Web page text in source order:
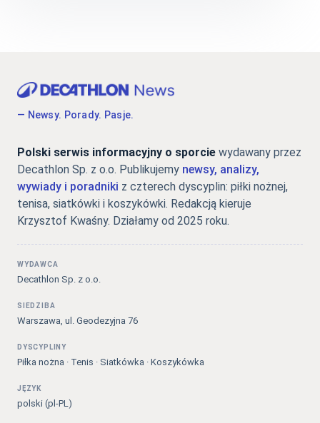
— Newsy. Porady. Pasje.
Polski serwis informacyjny o sporcie wydawany przez
Decathlon Sp. z o.o. Publikujemy newsy, analizy,
wywiady i poradniki z czterech dyscyplin: piłki nożnej,
tenisa, siatkówki i koszykówki. Redakcją kieruje
Krzysztof Kwaśny. Działamy od 2025 roku.
WYDAWCA
Decathlon Sp. z o.o.
SIEDZIBA
Warszawa, ul. Geodezyjna 76
DYSCYPLINY
Piłka nożna · Tenis · Siatkówka · Koszykówka
JĘZYK
polski (pl-PL)